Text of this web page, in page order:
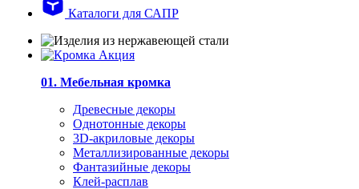
Каталоги для САПР
01. Мебельная кромка
Древесные декоры
Однотонные декоры
3D-акриловые декоры
Металлизированные декоры
Фантазийные декоры
Клей-расплав